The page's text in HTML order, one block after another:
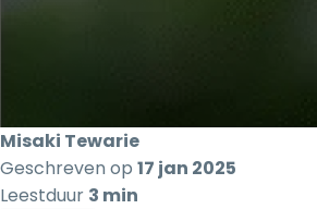
Misaki Tewarie
Geschreven op 17 jan 2025
Leestduur 3 min